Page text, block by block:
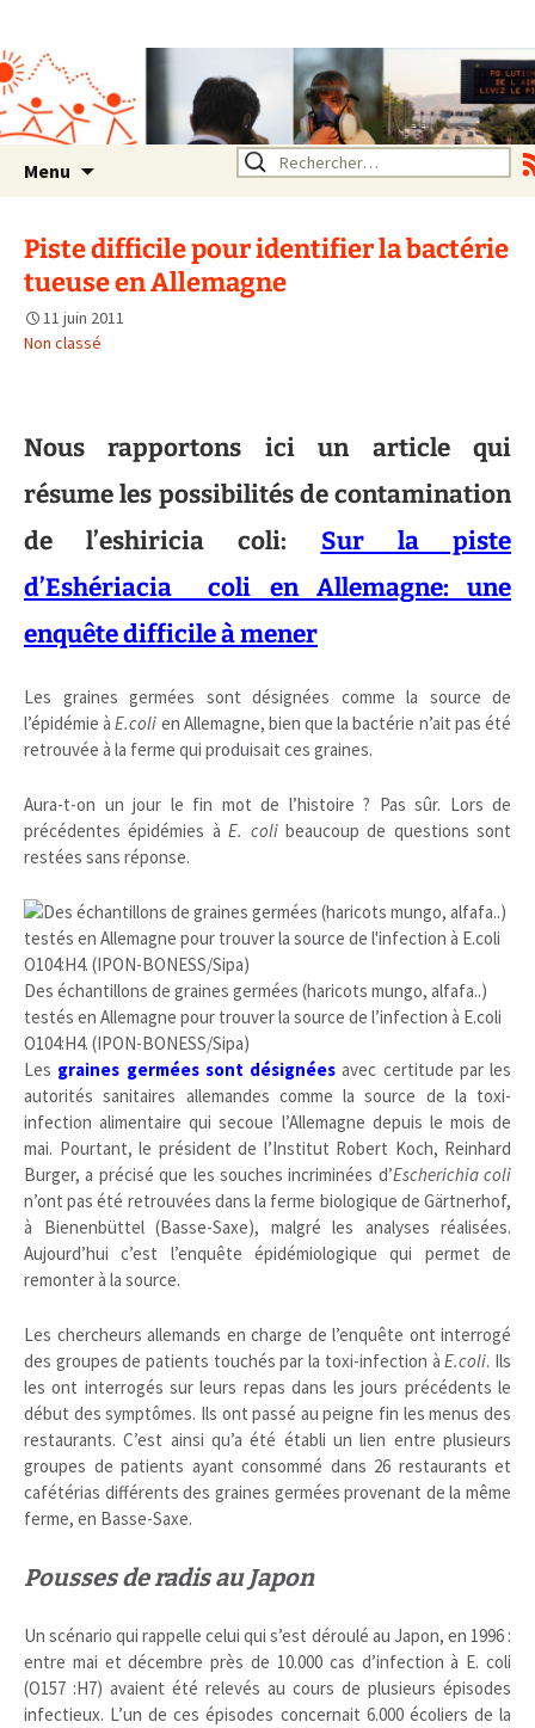
Rhône Alpes
Un environnement sain pour
la santé de tous
Menu Rechercher :
Piste difficile pour identifier la bactérie
tueuse en Allemagne
11 juin 2011
Non classé
Nous rapportons ici un article qui
résume les possibilités de contamination
de l’eshiricia coli: Sur la piste
d’Eshériacia coli en Allemagne: une
enquête difficile à mener
Les graines germées sont désignées comme la source de
l’épidémie àE.coli en Allemagne, bien que la bactérie n’ait pas été
retrouvée à la ferme qui produisait ces graines.
Aura-t-on un jour le fin mot de l’histoire ? Pas sûr. Lors de
précédentes épidémies àE. colibeaucoup de questions sont
restées sans réponse.
Des échantillons de graines germées (haricots mungo, alfafa..)
testés en Allemagne pour trouver la source de l’infection à E.coli
O104:H4. (IPON-BONESS/Sipa)
Les graines germées sont désignées avec certitude par les
autorités sanitaires allemandes comme la source de la toxi-
infection alimentaire qui secoue l’Allemagne depuis le mois de
mai. Pourtant, le président de l’Institut Robert Koch, Reinhard
Burger, a précisé que les souches incriminées d’Escherichia coli
n’ont pas été retrouvées dans la ferme biologique de Gärtnerhof,
à Bienenbüttel (Basse-Saxe), malgré les analyses réalisées.
Aujourd’hui c’est l’enquête épidémiologique qui permet de
remonter à la source.
Les chercheurs allemands en charge de l’enquête ont interrogé
des groupes de patients touchés par la toxi-infection àE.coli. Ils
les ont interrogés sur leurs repas dans les jours précédents le
début des symptômes. Ils ont passé au peigne fin les menus des
restaurants. C’est ainsi qu’a été établi un lien entre plusieurs
groupes de patients ayant consommé dans 26 restaurants et
cafétérias différents des graines germées provenant de la même
ferme, en Basse-Saxe.
Pousses de radis au Japon
Un scénario qui rappelle celui qui s’est déroulé au Japon, en 1996 :
entre mai et décembre près de 10.000 cas d’infection à E. coli
(O157 :H7) avaient été relevés au cours de plusieurs épisodes
infectieux. L’un de ces épisodes concernait 6.000 écoliers de la